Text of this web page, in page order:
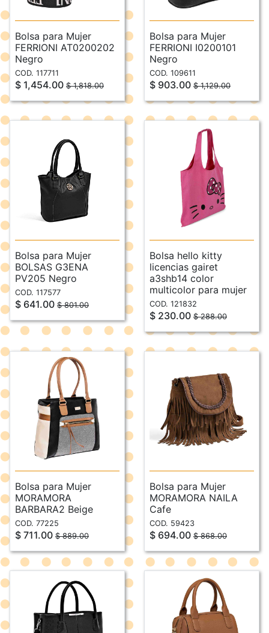
Bolsa para Mujer
FERRIONI AT0200202
Negro
COD. 117711
$ 1,454.00 $ 1,818.00
Bolsa para Mujer
FERRIONI I0200101
Negro
COD. 109611
$ 903.00 $ 1,129.00
Bolsa para Mujer
BOLSAS G3ENA
PV205 Negro
COD. 117577
$ 641.00 $ 801.00
Bolsa hello kitty
licencias gairet
a3shb14 color
multicolor para mujer
COD. 121832
$ 230.00 $ 288.00
Bolsa para Mujer
MORAMORA
BARBARA2 Beige
COD. 77225
$ 711.00 $ 889.00
Bolsa para Mujer
MORAMORA NAILA
Cafe
COD. 59423
$ 694.00 $ 868.00